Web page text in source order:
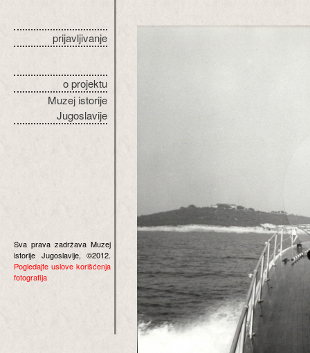
prijavljivanje
o projektu
Muzej istorije
Jugoslavije
Sva prava zadržava Muzej
istorije Jugoslavije, ©2012.
Pogledajte uslove korišćenja
fotografija